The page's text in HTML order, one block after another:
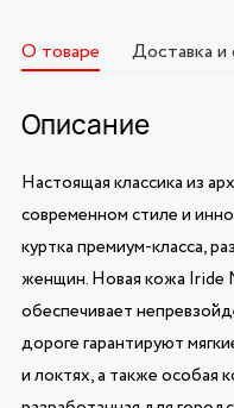
О товаре Доставка и
Описание
Настоящая классика из
современном стиле и
куртка премиум-класса,
женщин. Новая кожа Iride
обеспечивает
дороге гарантируют
и локтях, а также особая